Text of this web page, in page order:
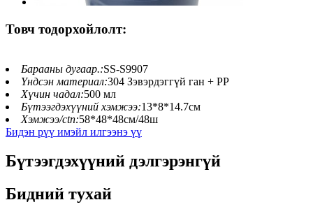
Товч тодорхойлолт:
Барааны дугаар.:SS-S9907
Үндсэн материал:304 Зэвэрдэггүй ган + PP
Хүчин чадал:500 мл
Бүтээгдэхүүний хэмжээ:13*8*14.7см
Хэмжээ/ctn:58*48*48см/48ш
Бидэн рүү имэйл илгээнэ үү
Бүтээгдэхүүний дэлгэрэнгүй
Бидний тухай